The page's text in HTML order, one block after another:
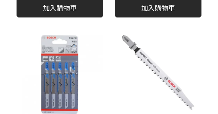
加入購物車 加入購物車